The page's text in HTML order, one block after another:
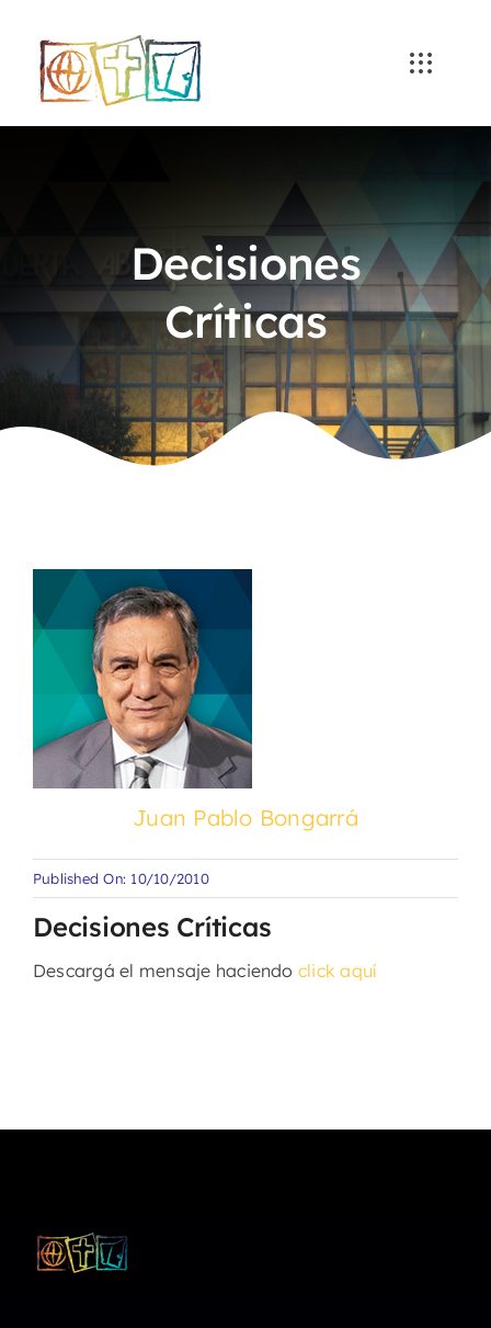
content
Decisiones
Críticas
Juan Pablo Bongarrá
Published On: 10/10/2010
Decisiones Críticas
Descargá el mensaje haciendo click aquí